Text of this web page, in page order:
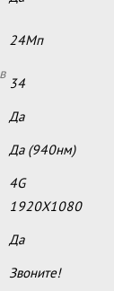
24Мп
34
Да
Да (940нм)
4G
1920Х1080
Да
Звоните!